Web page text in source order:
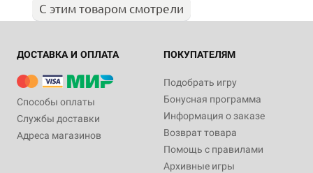
С этим товаром смотрели
ДОСТАВКА И ОПЛАТА
Способы оплаты
Службы доставки
Адреса магазинов
ПОКУПАТЕЛЯМ
Подобрать игру
Бонусная программа
Информация о заказе
Возврат товара
Помощь с правилами
Архивные игры